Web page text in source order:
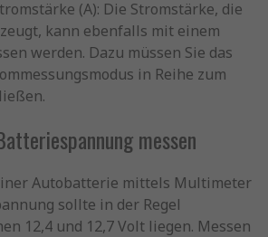
(A): Die Stromstärke, die
kann ebenfalls mit einem
werden. Dazu müssen Sie das
in Reihe zum
messen
Autobatterie mittels Multimeter
sollte in der Regel
12,4 und 12,7 Volt liegen. Messen